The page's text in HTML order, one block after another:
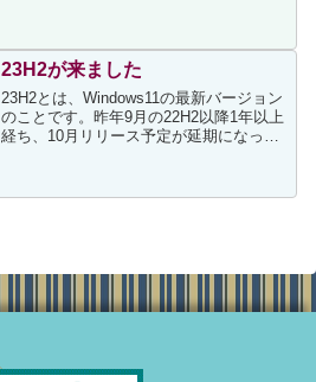
あります昨日もお客様のデータ入力時に
「’」が入力エラーにな...
23H2が来ました
23H2とは、Windows11の最新バージョン
のことです。昨年9月の22H2以降1年以上
経ち、10月リリース予定が延期になって
クした際に23H2へのバージョンア...